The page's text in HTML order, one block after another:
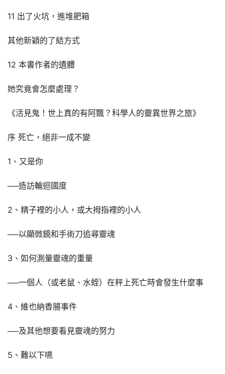
11 出了火坑，進堆肥箱
其他新穎的了結方式
12 本書作者的遺體
她究竟會怎麼處理？
《活見鬼！世上真的有阿飄？科學人的靈異世界之旅》
序 死亡，絕非一成不變
1、又是你
──造訪輪迴國度
2、精子裡的小人，或大拇指裡的小人
──以顯微鏡和手術刀追尋靈魂
3、如何測量靈魂的重量
──一個人（或老鼠、水蛭）在秤上死亡時會發生什麼事
4、維也納香腸事件
──及其他想要看見靈魂的努力
5、難以下嚥